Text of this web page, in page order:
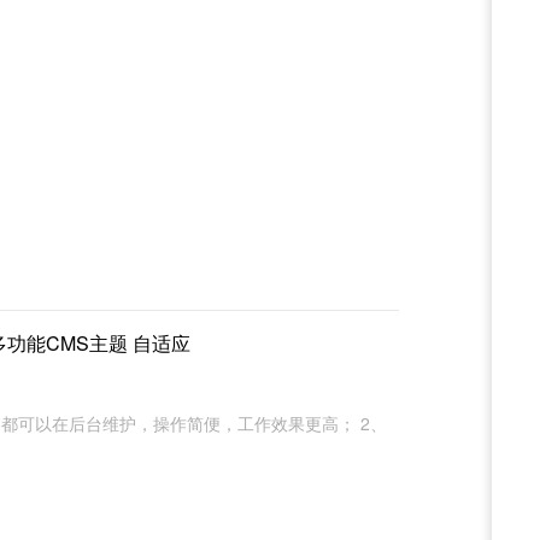
能CMS主题 自适应
以在后台维护，操作简便，工作效果更高； 2、